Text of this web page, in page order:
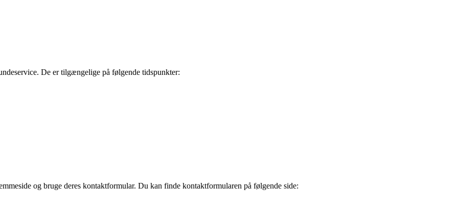
De er tilgængelige på følgende tidspunkter:
og bruge deres kontaktformular. Du kan finde kontaktformularen på følgende side: